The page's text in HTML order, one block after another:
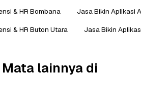
& HR Bombana Jasa Bikin Aplikasi
& HR Buton Utara
Jasa Bikin
lainnya di